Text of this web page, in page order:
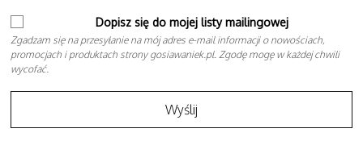
Dopisz się do mojej listy mailingowej
Zgadzam się na przesyłanie na mój adres e-mail informacji o nowościach,
promocjach i produktach strony gosiawaniek.pl. Zgodę mogę w każdej chwili
wycofać.